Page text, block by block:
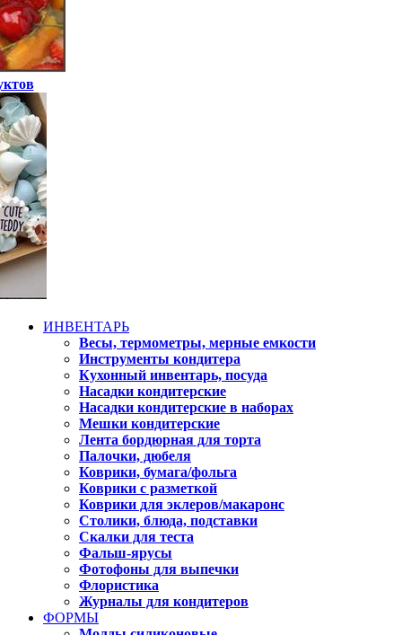
ИНВЕНТАРЬ
Весы, термометры, мерные емкости
Инструменты кондитера
Кухонный инвентарь, посуда
Насадки кондитерские
Насадки кондитерские в наборах
Мешки кондитерские
Лента бордюрная для торта
Палочки, дюбеля
Коврики, бумага/фольга
Коврики с разметкой
Коврики для эклеров/макаронс
Столики, блюда, подставки
Скалки для теста
Фальш-ярусы
Фотофоны для выпечки
Флористика
Журналы для кондитеров
ФОРМЫ